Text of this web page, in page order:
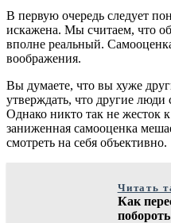
В первую очередь следует
искажена. Мы считаем, что
вполне реальный.
воображения.
Вы думаете, что вы хуже
утверждать, что другие
Однако никто так не жесток
заниженная самооценка
смотреть на себя объективно.
Читать
Как